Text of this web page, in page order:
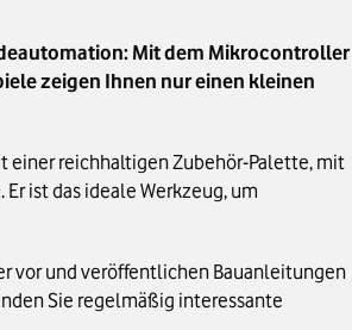
Mit dem Mikrocontroller
zeigen Ihnen nur einen kleinen
einer reichhaltigen Zubehör-Palette, mit
ist das ideale Werkzeug, um
vor und veröffentlichen Bauanleitungen
Sie regelmäßig interessante